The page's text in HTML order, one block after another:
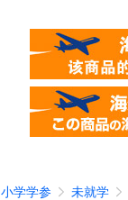
小学学参 未就学